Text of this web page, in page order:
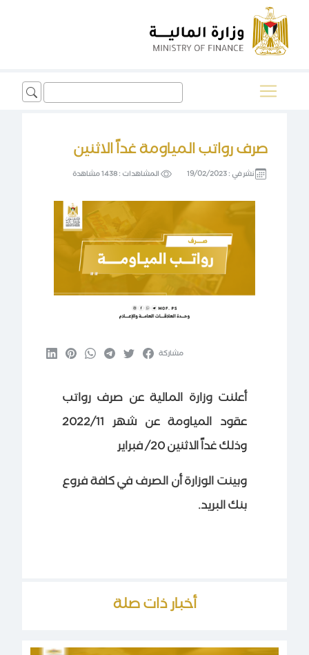
Search
for:
صرف رواتب المياومة غداً الاثنين
نشر في :19/02/2023 المشاهدات :1438 مشاهدة
مشاركة
أعلنت وزارة المالية عن صرف رواتب
عقود المياومة عن شهر 2022/11
وذلك غداً الاثنين 20/ فبراير
وبينت الوزارة أن الصرف في كافة فروع
بنك البريد.
أخبار ذات صلة